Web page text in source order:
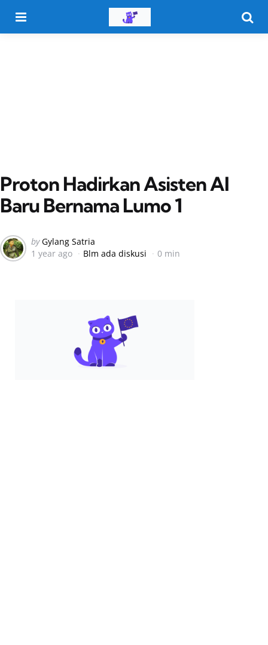
Proton Hadirkan Asisten AI
Baru Bernama Lumo 1
Posted
by
by Gylang Satria
1 year ago
Blm ada diskusi 0 min